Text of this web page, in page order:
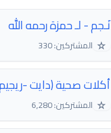
نَـجم - لـ حمزة رحمه اللّٰه
☆ المشتركين: 330
أكلات صحية (دايت -
☆ المشتركين: 6,280